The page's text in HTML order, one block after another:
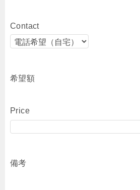
Contact
希望額
Price
備考